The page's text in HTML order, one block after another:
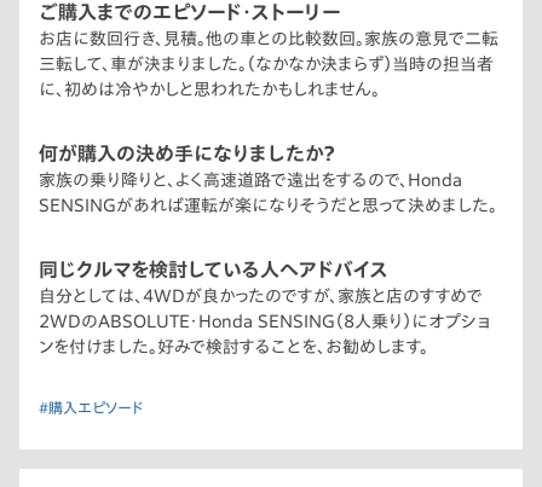
ご購入までのエピソード・ストーリー
お店に数回行き、見積。他の車との比較数回。家族の意見で二転
三転して、車が決まりました。（なかなか決まらず）当時の担当者
に、初めは冷やかしと思われたかもしれません。
何が購入の決め手になりましたか？
家族の乗り降りと、よく高速道路で遠出をするので、Honda
SENSINGがあれば運転が楽になりそうだと思って決めました。
同じクルマを検討している人へアドバイス
自分としては、4WDが良かったのですが、家族と店のすすめで
2WDのABSOLUTE・Honda SENSING（8人乗り）にオプショ
ンを付けました。好みで検討することを、お勧めします。
#購入エピソード